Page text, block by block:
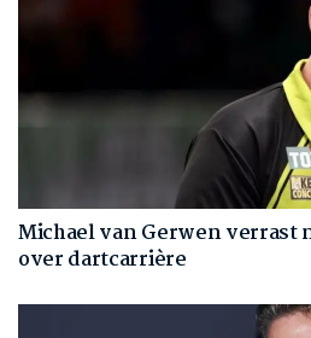
Michael van Gerwen verrast
over dartcarrière